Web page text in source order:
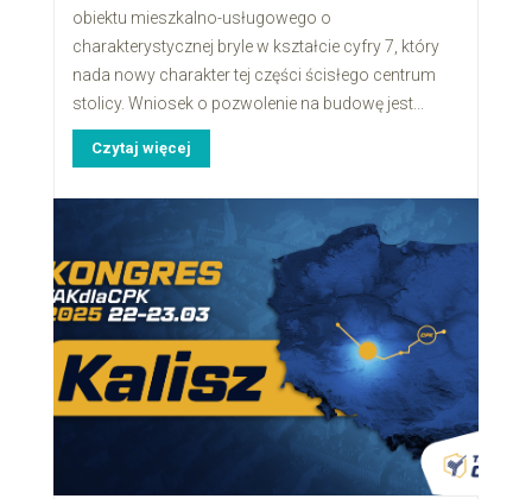
obiektu mieszkalno-usługowego o
charakterystycznej bryle w kształcie cyfry 7, który
nada nowy charakter tej części ścisłego centrum
stolicy. Wniosek o pozwolenie na budowę jest...
Czytaj więcej